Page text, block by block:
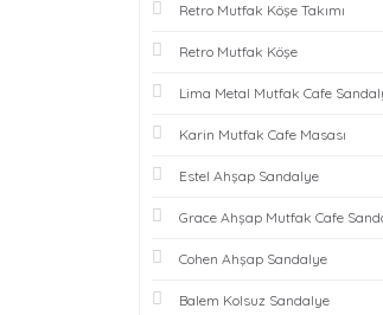
Retro Mutfak Köşe Takımı
Retro Mutfak Köşe
Lima Metal Mutfak Cafe
Karin Mutfak Cafe Masası
Estel Ahşap Sandalye
Grace Ahşap Mutfak Cafe
Cohen Ahşap Sandalye
Balem Kolsuz Sandalye